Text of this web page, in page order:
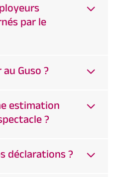
par le
Guso ?
estimation
?
déclarations ?